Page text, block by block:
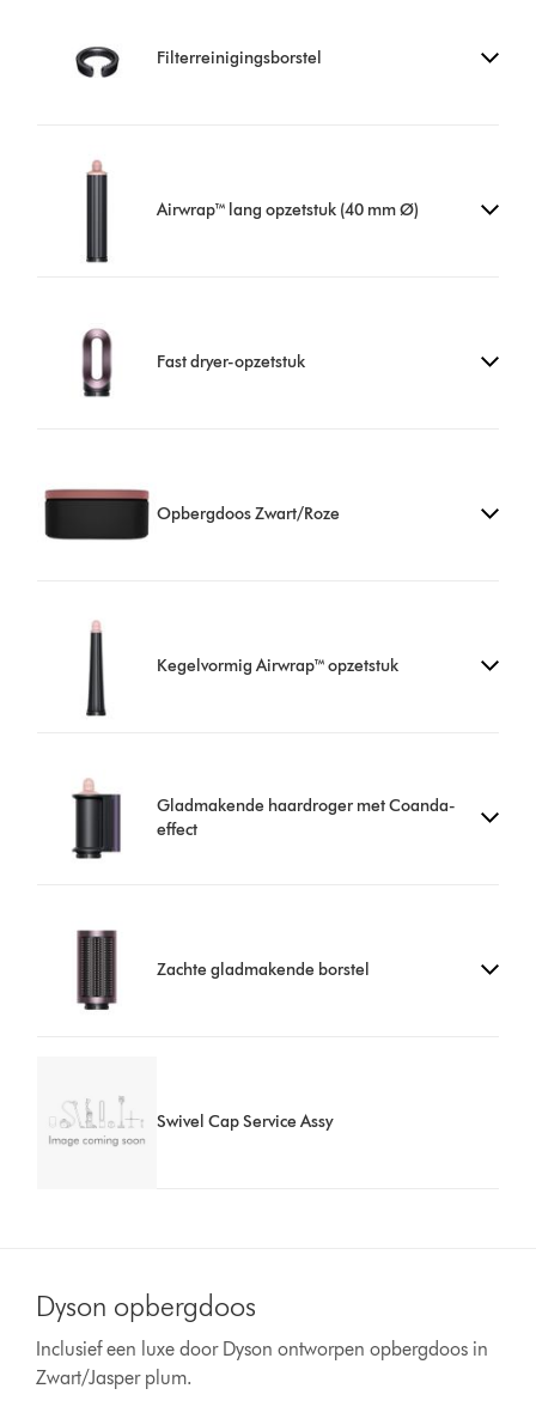
Filterreinigingsborstel
Airwrap™ lang opzetstuk (40 mm Ø)
Fast dryer-opzetstuk
Opbergdoos Zwart/Roze
Kegelvormig Airwrap™ opzetstuk
Gladmakende haardroger met Coanda-
effect
Zachte gladmakende borstel
Swivel Cap Service Assy
Dyson opbergdoos
Inclusief een luxe door Dyson ontworpen opbergdoos in
Zwart/Jasper plum.